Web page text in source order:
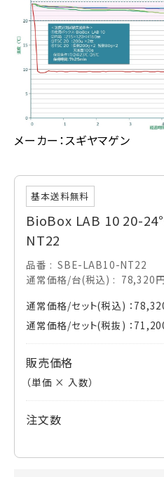
メーカー：スギヤマゲン
基本送料無料
BioBox LAB 10 20-
NT22
品番
SBE-LAB10-NT22
通常価格/台(税込)
78,320
通常価格/セット(税込) ：
通常価格/セット(税抜) ：
販売価格
（単価 × 入数）
注文数